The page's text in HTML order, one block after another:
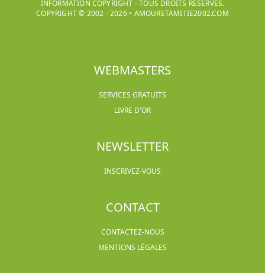
INFORMATION COPYRIGHT - TOUS DROITS RÉSERVÉS.
COPYRIGHT © 2002 -2026• AMOURETAMITIE2002.COM
WEBMASTERS
SERVICES GRATUITS
LIVRE D'OR
NEWSLETTER
INSCRIVEZ-VOUS
CONTACT
CONTACTEZ-NOUS
MENTIONS LÉGALES